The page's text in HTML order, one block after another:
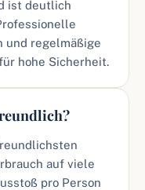
ist deutlich
und regelmäßige
hohe Sicherheit.
auf viele
pro Person